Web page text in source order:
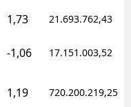
1,73 21.693.762,43
-1,06 17.151.003,52
1,19 720.200.219,25